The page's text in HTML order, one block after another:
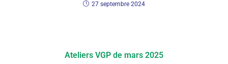
27 septembre 2024
Ateliers VGP de mars 2025